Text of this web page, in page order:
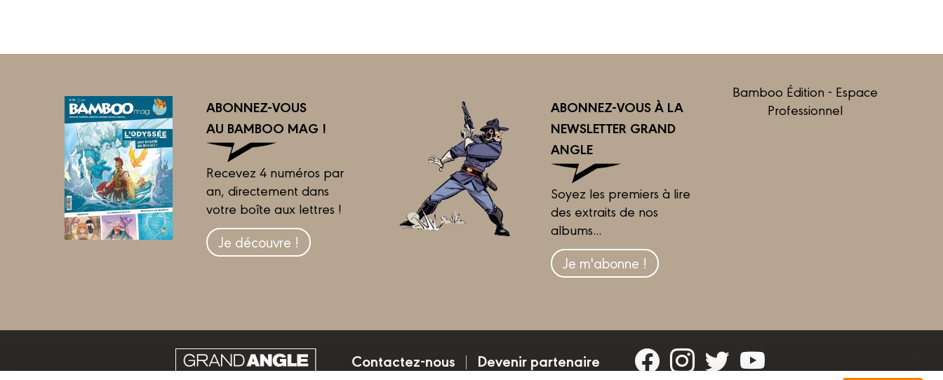
ABONNEZ-VOUS
AU BAMBOO MAG !
Recevez 4 numéros par
an, directement dans
votre boîte aux lettres !
Je découvre !
ABONNEZ-VOUS À LA
NEWSLETTER GRAND
ANGLE
Soyez les premiers à lire
des extraits de nos
albums...
Je m'abonne !
Bamboo Édition - Espace
Professionnel
Contactez-nous Devenir partenaire